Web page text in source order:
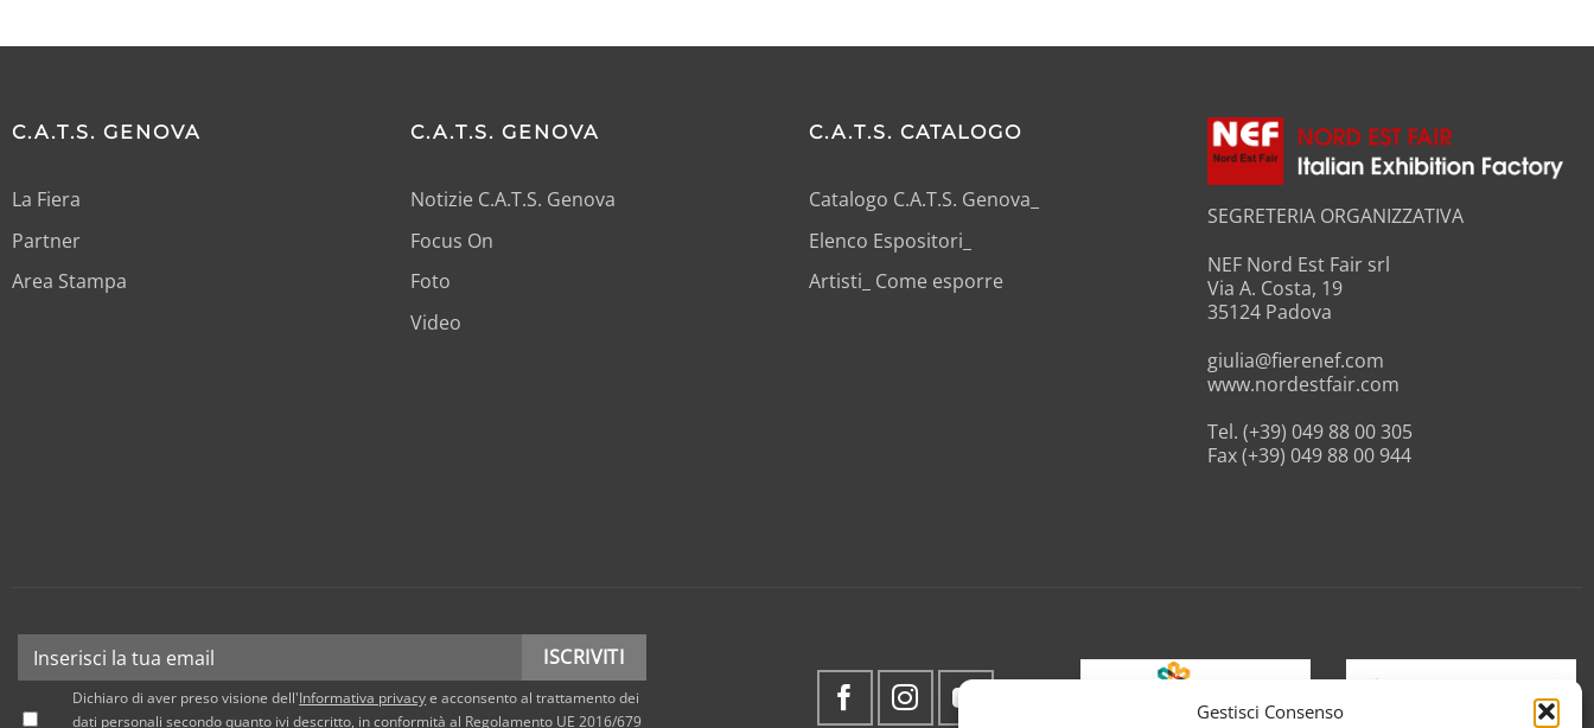
Gestisci Consenso
C.A.T.S. GENOVA
La Fiera
Partner
Area Stampa
C.A.T.S. GENOVA
Notizie C.A.T.S. Genova
Focus On
Foto
Video
C.A.T.S. CATALOGO
Catalogo C.A.T.S. Genova_
Elenco Espositori_
Artisti_ Come esporre
SEGRETERIA ORGANIZZATIVA
NEF Nord Est Fair srl
Via A. Costa, 19
35124 Padova
giulia@fierenef.com
www.nordestfair.com
Tel. (+39) 049 88 00 305
Fax (+39) 049 88 00 944
Dichiaro di aver preso visione dell'Informativa privacye acconsento al trattamento dei
dati personali secondo quanto ivi descritto, in conformità al Regolamento UE 2016/679